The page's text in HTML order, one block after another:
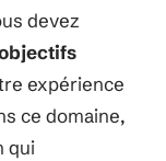
devez
expérience
ce domaine,
qui